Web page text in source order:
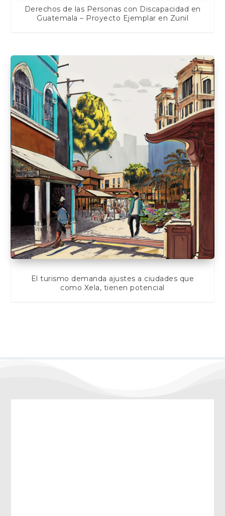
Derechos de las Personas con Discapacidad en
Guatemala – Proyecto Ejemplar en Zunil
El turismo demanda ajustes a ciudades que
como Xela, tienen potencial